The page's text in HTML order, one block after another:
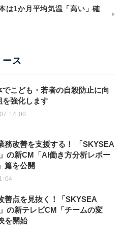
1か月平均気温「高い」確
ス
でこども・若者の自殺防止に向
を強化します
14:00
務改善を支援する！ 「SKYSEA
の新CM「AI働き方分析レポー
篇を公開
善点を見抜く！「SKYSEA
の新テレビCM「チームの変
を開始